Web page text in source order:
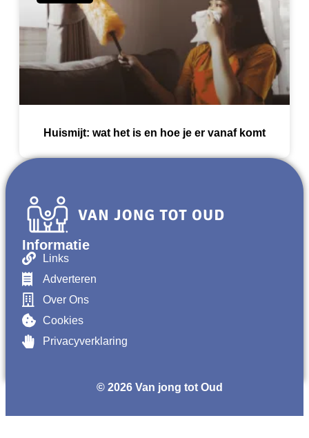
Huismijt: wat het is en hoe je er vanaf komt
Informatie
Links
Adverteren
Over Ons
Cookies
Privacyverklaring
© 2026 Van jong tot Oud